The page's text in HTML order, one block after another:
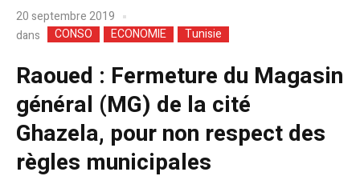
20 septembre 2019
dans
CONSO ECONOMIE Tunisie
Raoued : Fermeture du Magasin
général (MG) de la cité
Ghazela, pour non respect des
règles municipales